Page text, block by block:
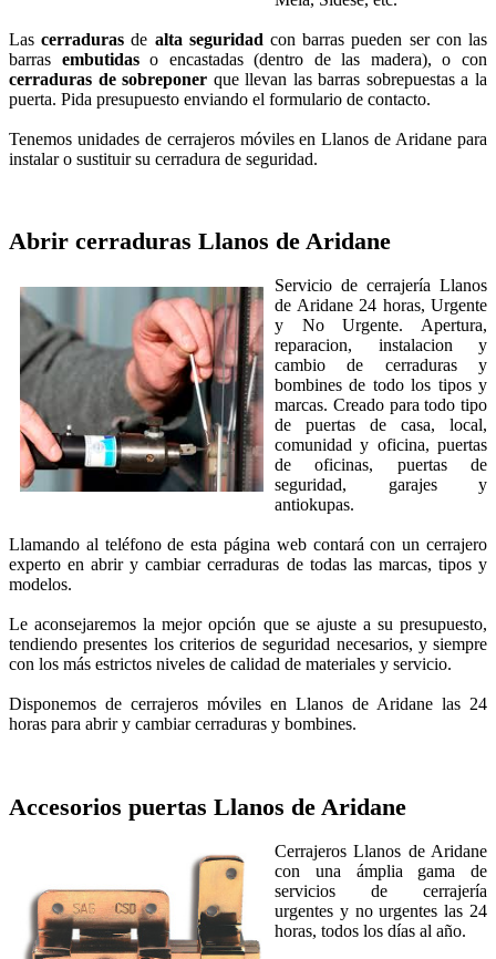
Lascerraduras de alta seguridad con barras pueden ser con las
barras embutidaso encastadas (dentro de las madera), o con
cerraduras de sobreponer que llevan las barras sobrepuestas a la
puerta. Pida presupuesto enviando el formulario de contacto.
Tenemos unidades de cerrajeros móviles en Llanos de Aridane para
instalar o sustituir su cerradura de seguridad.
Abrir cerraduras Llanos de Aridane
Servicio de cerrajería Llanos
de Aridane 24 horas, Urgente
y No Urgente. Apertura,
reparacion, instalacion y
cambio de cerraduras y
bombines de todo los tipos y
marcas. Creado para todo tipo
de puertas de casa, local,
comunidad y oficina, puertas
de oficinas, puertas de
seguridad, garajes y
antiokupas.
Llamando al teléfono de esta página web contará con un cerrajero
experto en abrir y cambiar cerraduras de todas las marcas, tipos y
modelos.
Le aconsejaremos la mejor opción que se ajuste a su presupuesto,
tendiendo presentes los criterios de seguridad necesarios, y siempre
con los más estrictos niveles de calidad de materiales y servicio.
Disponemos de cerrajeros móviles en Llanos de Aridane las 24
horas para abrir y cambiar cerraduras y bombines.
Accesorios puertas Llanos de Aridane
Cerrajeros Llanos de Aridane
con una ámplia gama de
servicios de cerrajería
urgentes y no urgentes las 24
horas, todos los días al año.